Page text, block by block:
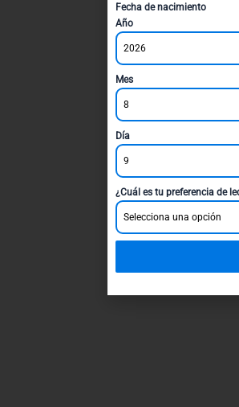
Fecha de nacimiento
Año
2026
Mes
8
Día
9
¿Cuál es tu preferencia de
Selecciona una opción